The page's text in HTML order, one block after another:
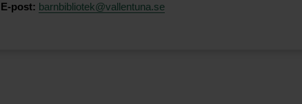
E-post: barnbibliotek@vallentuna.se